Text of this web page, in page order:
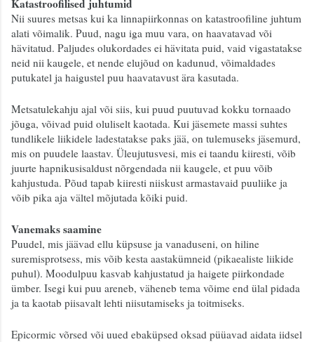
Katastroofilised juhtumid
Nii suures metsas kui ka linnapiirkonnas on katastroofiline juhtum
alati võimalik. Puud, nagu iga muu vara, on haavatavad või
hävitatud. Paljudes olukordades ei hävitata puid, vaid vigastatakse
neid nii kaugele, et nende elujõud on kadunud, võimaldades
putukatel ja haigustel puu haavatavust ära kasutada.
Metsatulekahju ajal või siis, kui puud puutuvad kokku tornaado
jõuga, võivad puid oluliselt kaotada. Kui jäsemete massi suhtes
tundlikele liikidele ladestatakse paks jää, on tulemuseks jäsemurd,
mis on puudele laastav. Üleujutusvesi, mis ei taandu kiiresti, võib
juurte hapnikusisaldust nõrgendada nii kaugele, et puu võib
kahjustuda. Põud tapab kiiresti niiskust armastavaid puuliike ja
võib pika aja vältel mõjutada kõiki puid.
Vanemaks saamine
Puudel, mis jäävad ellu küpsuse ja vanaduseni, on hiline
suremisprotsess, mis võib kesta aastakümneid (pikaealiste liikide
puhul). Moodulpuu kasvab kahjustatud ja haigete piirkondade
ümber. Isegi kui puu areneb, väheneb tema võime end ülal pidada
ja ta kaotab piisavalt lehti niisutamiseks ja toitmiseks.
Epicormic võrsed või uued ebaküpsed oksad püüavad aidata iidsel